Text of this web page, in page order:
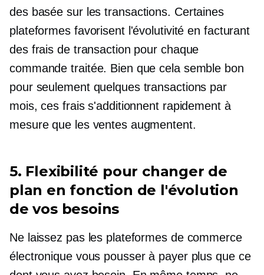
des basée sur les transactions. Certaines
plateformes favorisent l'évolutivité en facturant
des frais de transaction pour chaque
commande traitée. Bien que cela semble bon
pour seulement quelques transactions par
mois, ces frais s'additionnent rapidement à
mesure que les ventes augmentent.
5. Flexibilité pour changer de
plan en fonction de l'évolution
de vos besoins
Ne laissez pas les plateformes de commerce
électronique vous pousser à payer plus que ce